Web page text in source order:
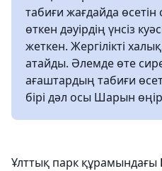
табиғи жағдайда
өткен дәуірдің үнсіз
жеткен. Жергілікті
атайды. Әлемде өте
ағаштардың табиғи
бірі дәл осы Шарын
Ұлттық парк құрамындағы